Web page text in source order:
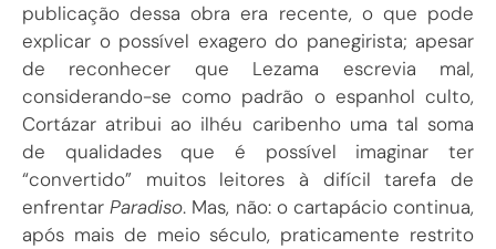
publicação dessa obra era recente, o que pode
explicar o possível exagero do panegirista; apesar
de reconhecer que Lezama escrevia mal,
considerando-se como padrão o espanhol culto,
Cortázar atribui ao ilhéu caribenho uma tal soma
de qualidades que é possível imaginar ter
“convertido” muitos leitores à difícil tarefa de
enfrentarParadiso. Mas, não: o cartapácio continua,
após mais de meio século, praticamente restrito